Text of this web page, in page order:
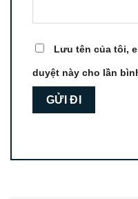
Lưu tên của tôi,
duyệt này cho lần